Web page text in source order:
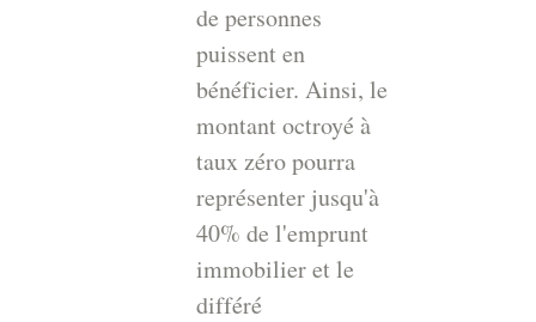
de personnes
puissent en
bénéficier. Ainsi, le
montant octroyé à
taux zéro pourra
représenter jusqu'à
40% de l'emprunt
immobilier et le
différé